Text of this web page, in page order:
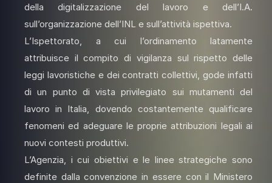
della digitalizzazione del lavoro e dell’I.A.
sull’organizzazione dell’INL e sull’attività ispettiva.
L’Ispettorato, a cui l’ordinamento latamente
attribuisce il compito di vigilanza sul rispetto delle
leggi lavoristiche e dei contratti collettivi, gode infatti
di un punto di vista privilegiato sui mutamenti del
lavoro in Italia, dovendo costantemente qualificare
fenomeni ed adeguare le proprie attribuzioni legali ai
nuovi contesti produttivi.
L’Agenzia, i cui obiettivi e le linee strategiche sono
definite dalla convenzione in essere con il Ministero